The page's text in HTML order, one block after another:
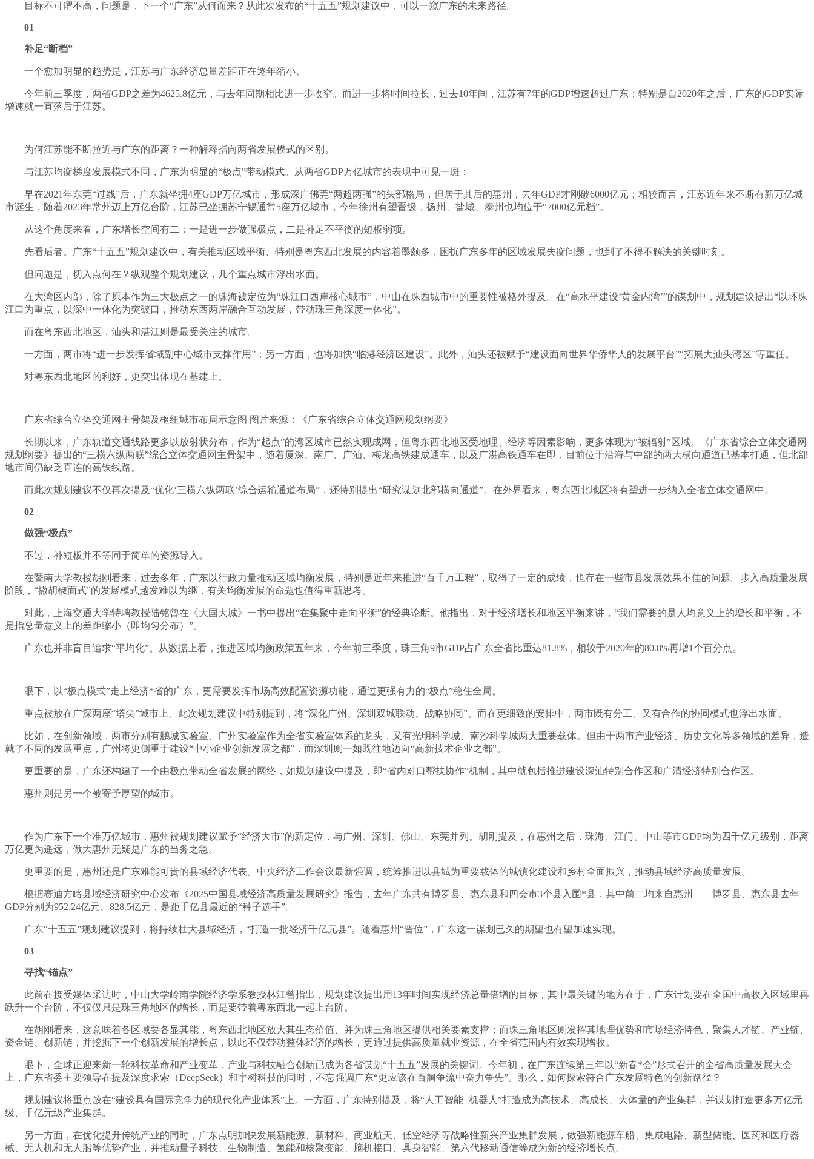
目标不可谓不高，问题是，下一个“广东”从何而来？从此次发布的“十五五”规划建议中，可以一窥广东的未来路径。
01
补足“断档”
一个愈加明显的趋势是，江苏与广东经济总量差距正在逐年缩小。
今年前三季度，两省GDP之差为4625.8亿元，与去年同期相比进一步收窄。而进一步将时间拉长，过去10年间，江苏有7年的GDP增速超过广东；特别是自2020年之后，广东的GDP实际
增速就一直落后于江苏。
为何江苏能不断拉近与广东的距离？一种解释指向两省发展模式的区别。
与江苏均衡梯度发展模式不同，广东为明显的“极点”带动模式。从两省GDP万亿城市的表现中可见一斑：
早在2021年东莞“过线”后，广东就坐拥4座GDP万亿城市，形成深广佛莞“两超两强”的头部格局，但居于其后的惠州，去年GDP才刚破6000亿元；相较而言，江苏近年来不断有新万亿城
市诞生，随着2023年常州迈上万亿台阶，江苏已坐拥苏宁锡通常5座万亿城市，今年徐州有望晋级，扬州、盐城、泰州也均位于“7000亿元档”。
从这个角度来看，广东增长空间有二：一是进一步做强极点，二是补足不平衡的短板弱项。
先看后者。广东“十五五”规划建议中，有关推动区域平衡、特别是粤东西北发展的内容着墨颇多，困扰广东多年的区域发展失衡问题，也到了不得不解决的关键时刻。
但问题是，切入点何在？纵观整个规划建议，几个重点城市浮出水面。
在大湾区内部，除了原本作为三大极点之一的珠海被定位为“珠江口西岸核心城市”，中山在珠西城市中的重要性被格外提及。在“高水平建设‘黄金内湾’”的谋划中，规划建议提出“以环珠
江口为重点，以深中一体化为突破口，推动东西两岸融合互动发展，带动珠三角深度一体化”。
而在粤东西北地区，汕头和湛江则是最受关注的城市。
一方面，两市将“进一步发挥省域副中心城市支撑作用”；另一方面，也将加快“临港经济区建设”。此外，汕头还被赋予“建设面向世界华侨华人的发展平台”“拓展大汕头湾区”等重任。
对粤东西北地区的利好，更突出体现在基建上。
广东省综合立体交通网主骨架及枢纽城市布局示意图 图片来源：《广东省综合立体交通网规划纲要》
长期以来，广东轨道交通线路更多以放射状分布，作为“起点”的湾区城市已然实现成网，但粤东西北地区受地理、经济等因素影响，更多体现为“被辐射”区域。《广东省综合立体交通网
规划纲要》提出的“三横六纵两联”综合立体交通网主骨架中，随着厦深、南广、广汕、梅龙高铁建成通车，以及广湛高铁通车在即，目前位于沿海与中部的两大横向通道已基本打通，但北部
地市间仍缺乏直连的高铁线路。
而此次规划建议不仅再次提及“优化‘三横六纵两联’综合运输通道布局”，还特别提出“研究谋划北部横向通道”。在外界看来，粤东西北地区将有望进一步纳入全省立体交通网中。
02
做强“极点”
不过，补短板并不等同于简单的资源导入。
在暨南大学教授胡刚看来，过去多年，广东以行政力量推动区域均衡发展，特别是近年来推进“百千万工程”，取得了一定的成绩，也存在一些市县发展效果不佳的问题。步入高质量发展
阶段，“撒胡椒面式”的发展模式越发难以为继，有关均衡发展的命题也值得重新思考。
对此，上海交通大学特聘教授陆铭曾在《大国大城》一书中提出“在集聚中走向平衡”的经典论断。他指出，对于经济增长和地区平衡来讲，“我们需要的是人均意义上的增长和平衡，不
是指总量意义上的差距缩小（即均匀分布）”。
广东也并非盲目追求“平均化”。从数据上看，推进区域均衡政策五年来，今年前三季度，珠三角9市GDP占广东全省比重达81.8%，相较于2020年的80.8%再增1个百分点。
眼下，以“极点模式”走上经济*省的广东，更需要发挥市场高效配置资源功能，通过更强有力的“极点”稳住全局。
重点被放在广深两座“塔尖”城市上。此次规划建议中特别提到，将“深化广州、深圳双城联动、战略协同”。而在更细致的安排中，两市既有分工、又有合作的协同模式也浮出水面。
比如，在创新领域，两市分别有鹏城实验室、广州实验室作为全省实验室体系的龙头，又有光明科学城、南沙科学城两大重要载体。但由于两市产业经济、历史文化等多领域的差异，造
就了不同的发展重点，广州将更侧重于建设“中小企业创新发展之都”，而深圳则一如既往地迈向“高新技术企业之都”。
更重要的是，广东还构建了一个由极点带动全省发展的网络，如规划建议中提及，即“省内对口帮扶协作”机制，其中就包括推进建设深汕特别合作区和广清经济特别合作区。
惠州则是另一个被寄予厚望的城市。
作为广东下一个准万亿城市，惠州被规划建议赋予“经济大市”的新定位，与广州、深圳、佛山、东莞并列。胡刚提及，在惠州之后，珠海、江门、中山等市GDP均为四千亿元级别，距离
万亿更为遥远，做大惠州无疑是广东的当务之急。
更重要的是，惠州还是广东难能可贵的县域经济代表。中央经济工作会议最新强调，统筹推进以县城为重要载体的城镇化建设和乡村全面振兴，推动县域经济高质量发展。
根据赛迪方略县域经济研究中心发布《2025中国县域经济高质量发展研究》报告，去年广东共有博罗县、惠东县和四会市3个县入围*县，其中前二均来自惠州——博罗县、惠东县去年
GDP分别为952.24亿元、828.5亿元，是距千亿县最近的“种子选手”。
广东“十五五”规划建议提到，将持续壮大县域经济，“打造一批经济千亿元县”。随着惠州“晋位”，广东这一谋划已久的期望也有望加速实现。
03
寻找“锚点”
此前在接受媒体采访时，中山大学岭南学院经济学系教授林江曾指出，规划建议提出用13年时间实现经济总量倍增的目标，其中最关键的地方在于，广东计划要在全国中高收入区域里再
跃升一个台阶，不仅仅只是珠三角地区的增长，而是要带着粤东西北一起上台阶。
在胡刚看来，这意味着各区域要各显其能，粤东西北地区放大其生态价值、并为珠三角地区提供相关要素支撑；而珠三角地区则发挥其地理优势和市场经济特色，聚集人才链、产业链、
资金链、创新链，并挖掘下一个创新发展的增长点，以此不仅带动整体经济的增长，更通过提供高质量就业资源，在全省范围内有效实现增收。
眼下，全球正迎来新一轮科技革命和产业变革，产业与科技融合创新已成为各省谋划“十五五”发展的关键词。今年初，在广东连续第三年以“新春*会”形式召开的全省高质量发展大会
上，广东省委主要领导在提及深度求索（DeepSeek）和宇树科技的同时，不忘强调广东“更应该在百舸争流中奋力争先”。那么，如何探索符合广东发展特色的创新路径？
规划建议将重点放在“建设具有国际竞争力的现代化产业体系”上。一方面，广东特别提及，将“人工智能+机器人”打造成为高技术、高成长、大体量的产业集群，并谋划打造更多万亿元
级、千亿元级产业集群。
另一方面，在优化提升传统产业的同时，广东点明加快发展新能源、新材料、商业航天、低空经济等战略性新兴产业集群发展，做强新能源车船、集成电路、新型储能、医药和医疗器
械、无人机和无人船等优势产业，并推动量子科技、生物制造、氢能和核聚变能、脑机接口、具身智能、第六代移动通信等成为新的经济增长点。